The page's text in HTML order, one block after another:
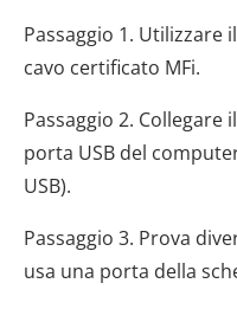
Passaggio 1. Utilizzare
cavo certificato MFi.
Passaggio 2.
porta USB del
USB).
Passaggio 3. Prova
usa una porta della